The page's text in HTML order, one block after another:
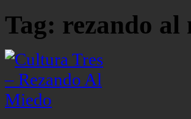
Tag: rezando al